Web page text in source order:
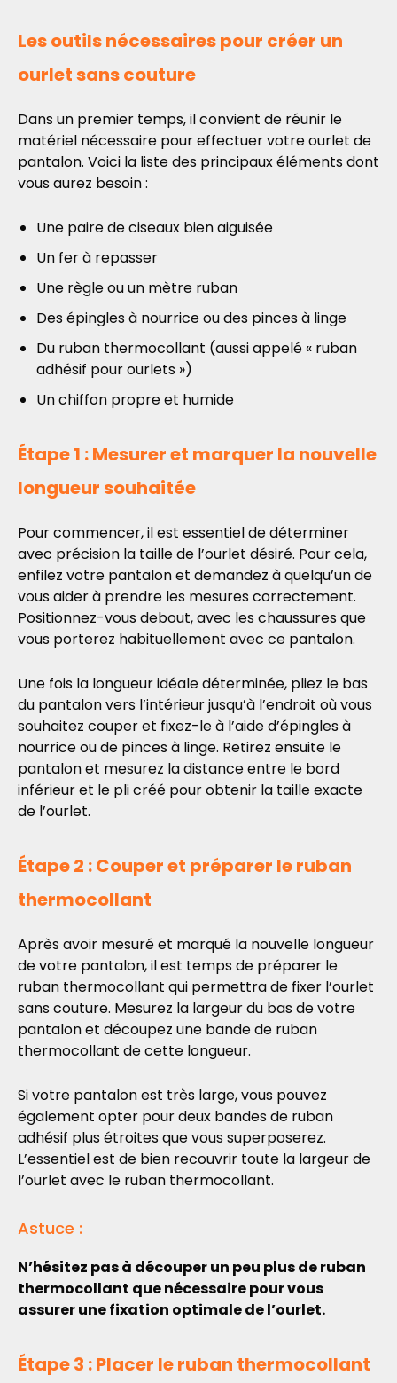
Les outils nécessaires pour créer un
ourlet sans couture
Dans un premier temps, il convient de réunir le
matériel nécessaire pour effectuer votre ourlet de
pantalon. Voici la liste des principaux éléments dont
vous aurez besoin :
Une paire de ciseaux bien aiguisée
Un fer à repasser
Une règle ou un mètre ruban
Des épingles à nourrice ou des pinces à linge
Du ruban thermocollant (aussi appelé « ruban
adhésif pour ourlets »)
Un chiffon propre et humide
Étape 1 : Mesurer et marquer la nouvelle
longueur souhaitée
Pour commencer, il est essentiel de déterminer
avec précision la taille de l’ourlet désiré. Pour cela,
enfilez votre pantalon et demandez à quelqu’un de
vous aider à prendre les mesures correctement.
Positionnez-vous debout, avec les chaussures que
vous porterez habituellement avec ce pantalon.
Une fois la longueur idéale déterminée, pliez le bas
du pantalon vers l’intérieur jusqu’à l’endroit où vous
souhaitez couper et fixez-le à l’aide d’épingles à
nourrice ou de pinces à linge. Retirez ensuite le
pantalon et mesurez la distance entre le bord
inférieur et le pli créé pour obtenir la taille exacte
de l’ourlet.
Étape 2 : Couper et préparer le ruban
thermocollant
Après avoir mesuré et marqué la nouvelle longueur
de votre pantalon, il est temps de préparer le
ruban thermocollant qui permettra de fixer l’ourlet
sans couture. Mesurez la largeur du bas de votre
pantalon et découpez une bande de ruban
thermocollant de cette longueur.
Si votre pantalon est très large, vous pouvez
également opter pour deux bandes de ruban
adhésif plus étroites que vous superposerez.
L’essentiel est de bien recouvrir toute la largeur de
l’ourlet avec le ruban thermocollant.
Astuce :
N’hésitez pas à découper un peu plus de ruban
thermocollant que nécessaire pour vous
assurer une fixation optimale de l’ourlet.
Étape 3 : Placer le ruban thermocollant